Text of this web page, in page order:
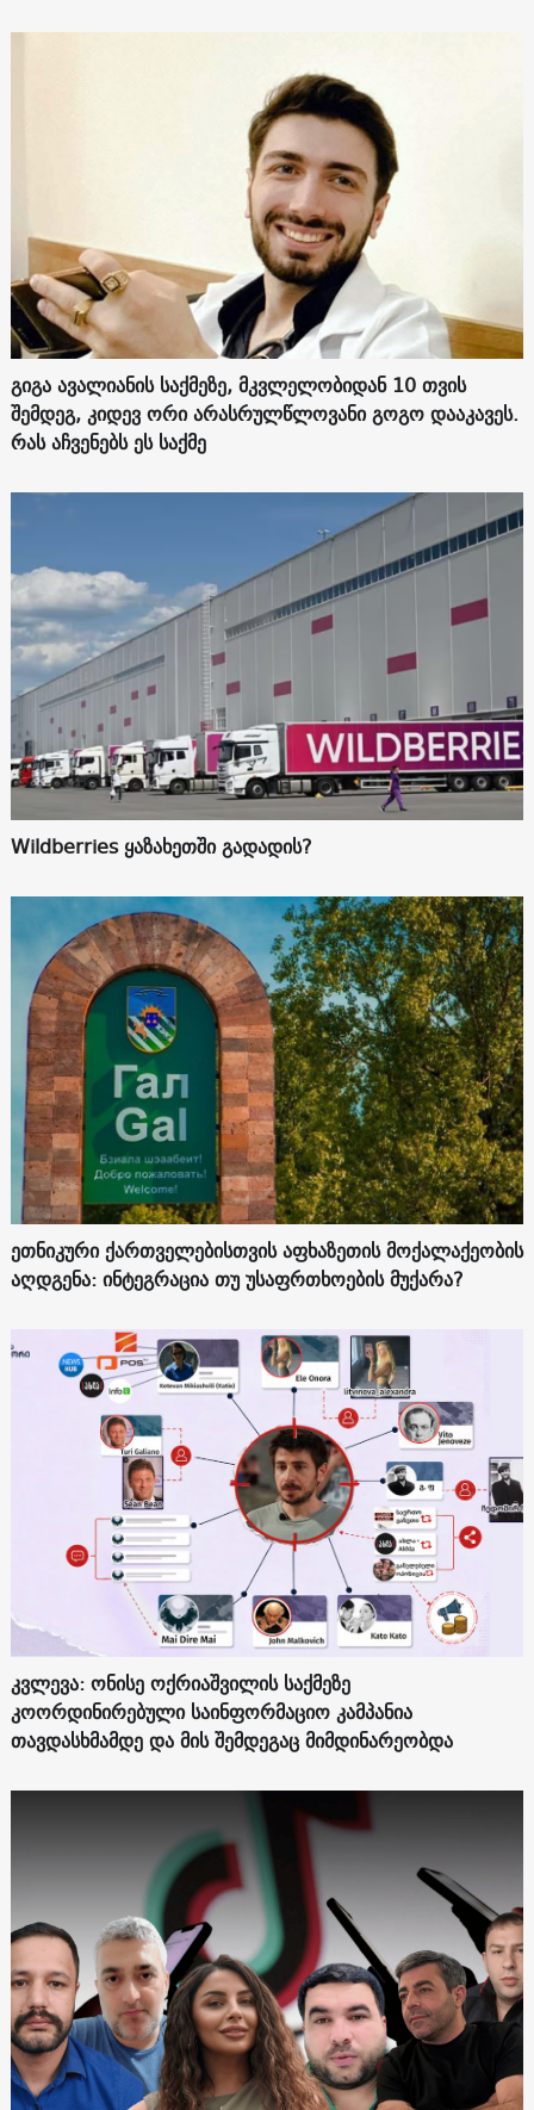
გიგა ავალიანის საქმეზე, მკვლელობიდან 10 თვის
შემდეგ, კიდევ ორი არასრულწლოვანი გოგო დააკავეს.
რას აჩვენებს ეს საქმე
Wildberries ყაზახეთში გადადის?
ეთნიკური ქართველებისთვის აფხაზეთის მოქალაქეობის
აღდგენა: ინტეგრაცია თუ უსაფრთხოების მუქარა?
კვლევა: ონისე ოქრიაშვილის საქმეზე
კოორდინირებული საინფორმაციო კამპანია
თავდასხმამდე და მის შემდეგაც მიმდინარეობდა